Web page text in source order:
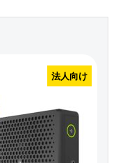
法人向け